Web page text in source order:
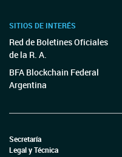
SITIOS DE INTERÉS
Red de Boletines Oficiales
de la R. A.
BFA Blockchain Federal
Argentina
Secretaría
Legal y Técnica